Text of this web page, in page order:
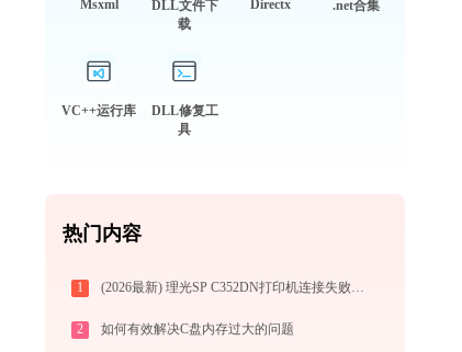
Msxml
DLL文件下
载
Directx .net合集
VC++运行库
DLL修复工
具
热门内容
1 (2026最新) 理光SP C352DN打印机连接失败？教你快速解决！-金山毒霸
2 如何有效解决C盘内存过大的问题